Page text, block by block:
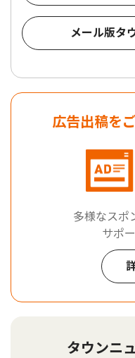
メール版タ
広告出稿を
多様なスポ
サポ
タウンニ